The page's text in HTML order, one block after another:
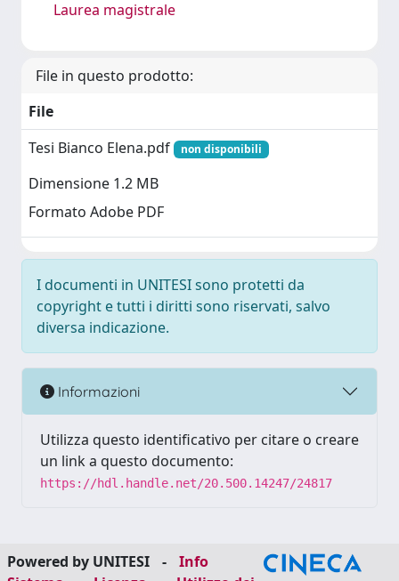
Laurea magistrale
File in questo prodotto:
File
Tesi Bianco Elena.pdf
non disponibili
Dimensione 1.2 MB
Formato Adobe PDF
I documenti in UNITESI sono protetti da
copyright e tutti i diritti sono riservati, salvo
diversa indicazione.
Informazioni
Utilizza questo identificativo per citare o creare
un link a questo documento:
https://hdl.handle.net/20.500.14247/24817
Powered by UNITESI -
Info